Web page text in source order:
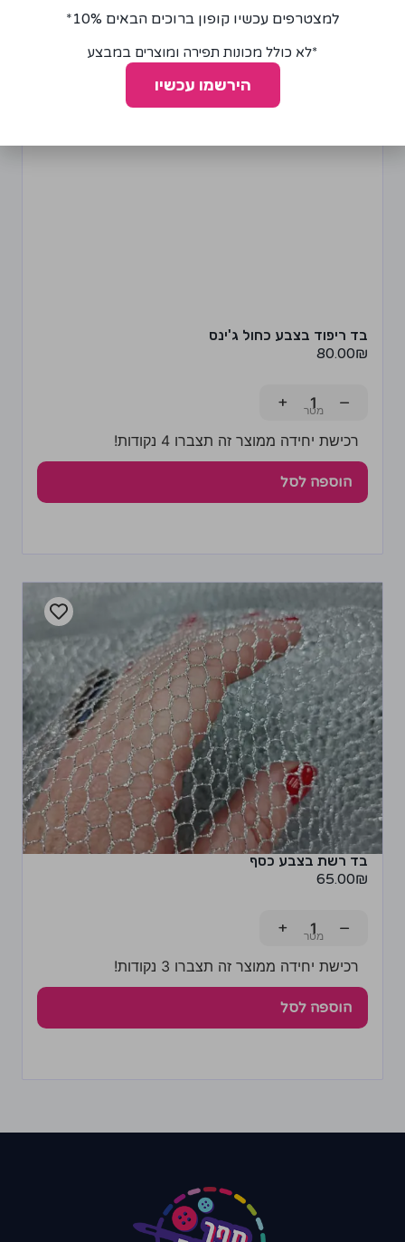
בד ריפוד בצבע כחול ג'ינס
80.00₪
−
+
רכישת יחידה ממוצר זה תצברו 4 נקודות!
הוספה לסל
בד רשת בצבע כסף
65.00₪
−
+
רכישת יחידה ממוצר זה תצברו 3 נקודות!
הוספה לסל
למצטרפים עכשיו קופון ברוכים הבאים 10%*
*לא כולל מכונות תפירה ומוצרים במבצע
הירשמו עכשיו